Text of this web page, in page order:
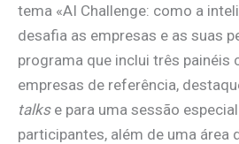
tema «AI Challenge: como a
desafia as empresas e as suas
programa que inclui três painéis
empresas de referência,
talkse para uma sessão
participantes, além de uma área